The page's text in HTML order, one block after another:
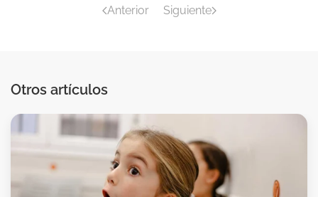
Anterior Siguiente
Otros artículos